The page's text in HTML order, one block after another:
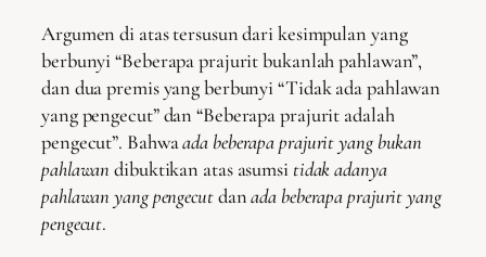
Argumen di atas tersusun dari kesimpulan yang
berbunyi “Beberapa prajurit bukanlah pahlawan”,
dan dua premis yang berbunyi “Tidak ada pahlawan
yang pengecut” dan “Beberapa prajurit adalah
pengecut”. Bahwaada beberapa prajurit yang bukan
pahlawan dibuktikan atas asumsi tidak adanya
pahlawan yang pengecutdanada beberapa prajurit yang
pengecut.